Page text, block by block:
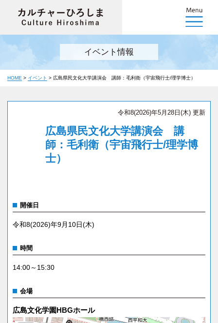
イベント情報
HOME > イベント > 広島県民文化大学講演会 講師：毛利衛（宇宙飛行士/理学博士）
令和8(2026)年5月28日(木) 更新
広島県民文化大学講演会 講
師：毛利衛（宇宙飛行士/理学博
士）
開催日
令和8(2026)年9月10日(木)
時間
14:00～15:30
会場
広島文化学園HBGホール